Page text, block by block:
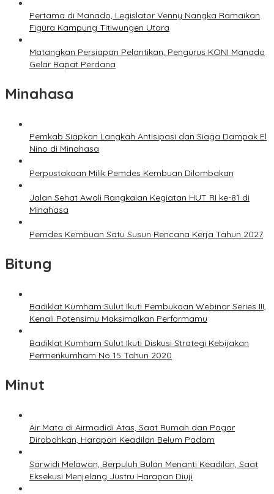
Pertama di Manado, Legislator Venny Nangka Ramaikan
Figura Kampung Titiwungen Utara
Matangkan Persiapan Pelantikan, Pengurus KONI Manado
Gelar Rapat Perdana
Minahasa
Pemkab Siapkan Langkah Antisipasi dan Siaga Dampak El
Nino di Minahasa
Perpustakaan Milik Pemdes Kembuan Dilombakan
Jalan Sehat Awali Rangkaian Kegiatan HUT RI ke-81 di
Minahasa
Pemdes Kembuan Satu Susun Rencana Kerja Tahun 2027
Bitung
Badiklat Kumham Sulut Ikuti Pembukaan Webinar Series III,
Kenali Potensimu Maksimalkan Performamu
Badiklat Kumham Sulut Ikuti Diskusi Strategi Kebijakan
Permenkumham No 15 Tahun 2020
Minut
Air Mata di Airmadidi Atas, Saat Rumah dan Pagar
Dirobohkan, Harapan Keadilan Belum Padam
Sarwidi Melawan, Berpuluh Bulan Menanti Keadilan, Saat
Eksekusi Menjelang Justru Harapan Diuji